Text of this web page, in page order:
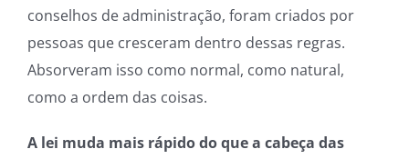
conselhos de administração, foram criados por
pessoas que cresceram dentro dessas regras.
Absorveram isso como normal, como natural,
como a ordem das coisas.
A lei muda mais rápido do que a cabeça das